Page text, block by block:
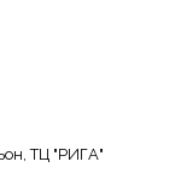
ТЦ "РИГА"